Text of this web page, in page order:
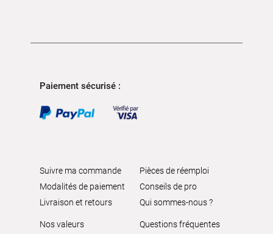
Paiement sécurisé :
Suivre ma commande
Modalités de paiement
Livraison et retours
Pièces de réemploi
Conseils de pro
Qui sommes-nous ?
Nos valeurs
Questions fréquentes